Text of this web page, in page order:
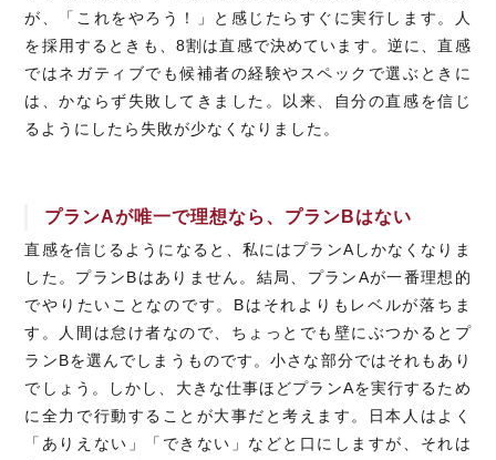
が、「これをやろう！」と感じたらすぐに実行します。人
を採用するときも、8割は直感で決めています。逆に、直感
ではネガティブでも候補者の経験やスペックで選ぶときに
は、かならず失敗してきました。以来、自分の直感を信じ
るようにしたら失敗が少なくなりました。
プランAが唯一で理想なら、プランBはない
直感を信じるようになると、私にはプランAしかなくなりま
した。プランBはありません。結局、プランAが一番理想的
でやりたいことなのです。Bはそれよりもレベルが落ちま
す。人間は怠け者なので、ちょっとでも壁にぶつかるとプ
ランBを選んでしまうものです。小さな部分ではそれもあり
でしょう。しかし、大きな仕事ほどプランAを実行するため
に全力で行動することが大事だと考えます。日本人はよく
「ありえない」「できない」などと口にしますが、それは